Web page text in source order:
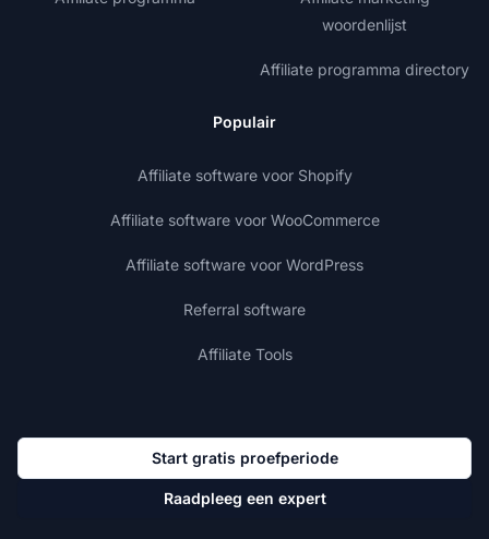
woordenlijst
Affiliate programma directory
Populair
Affiliate software voor Shopify
Affiliate software voor WooCommerce
Affiliate software voor WordPress
Referral software
Affiliate Tools
Start gratis proefperiode
Raadpleeg een expert